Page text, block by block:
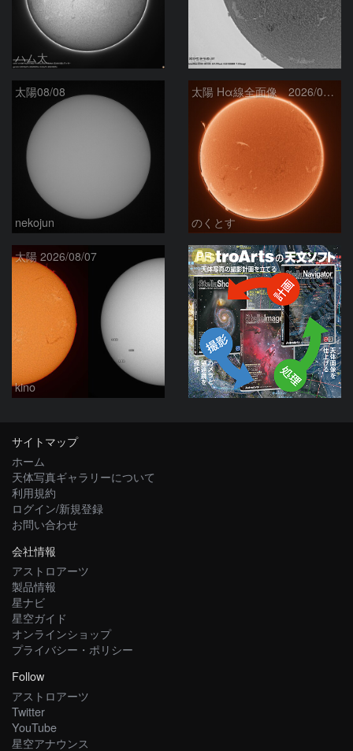
ハム太 ta-o
太陽08/08
nekojun
太陽 Hα線全面像 2026/08/08
のくとす
太陽 2026/08/07
kino
PR
サイトマップ
ホーム
天体写真ギャラリーについて
利用規約
ログイン/新規登録
お問い合わせ
会社情報
アストロアーツ
製品情報
星ナビ
星空ガイド
オンラインショップ
プライバシー・ポリシー
Follow
アストロアーツ
Twitter
YouTube
星空アナウンス